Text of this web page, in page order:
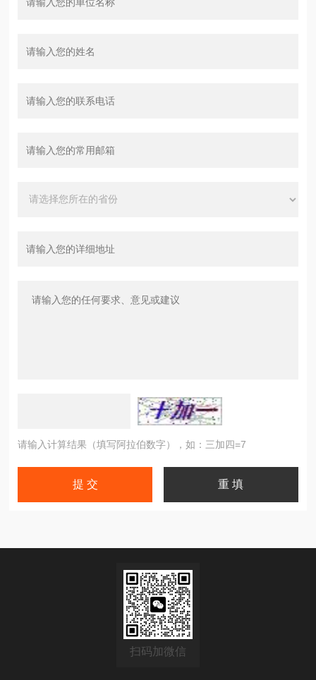
请输入计算结果（填写阿拉伯数字），如：三加四=7
扫码加微信